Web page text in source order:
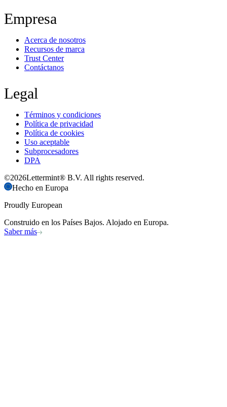
Empresa
Acerca de nosotros
Recursos de marca
Trust Center
Contáctanos
Legal
Términos y condiciones
Política de privacidad
Política de cookies
Uso aceptable
Subprocesadores
DPA
©2026Lettermint® B.V. All rights reserved.
Hecho en Europa
Proudly European
Construido en los Países Bajos. Alojado en Europa.
Saber más